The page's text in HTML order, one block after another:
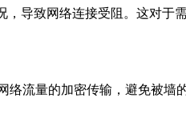
导致网络连接受阻。这对于
流量的加密传输，避免被墙